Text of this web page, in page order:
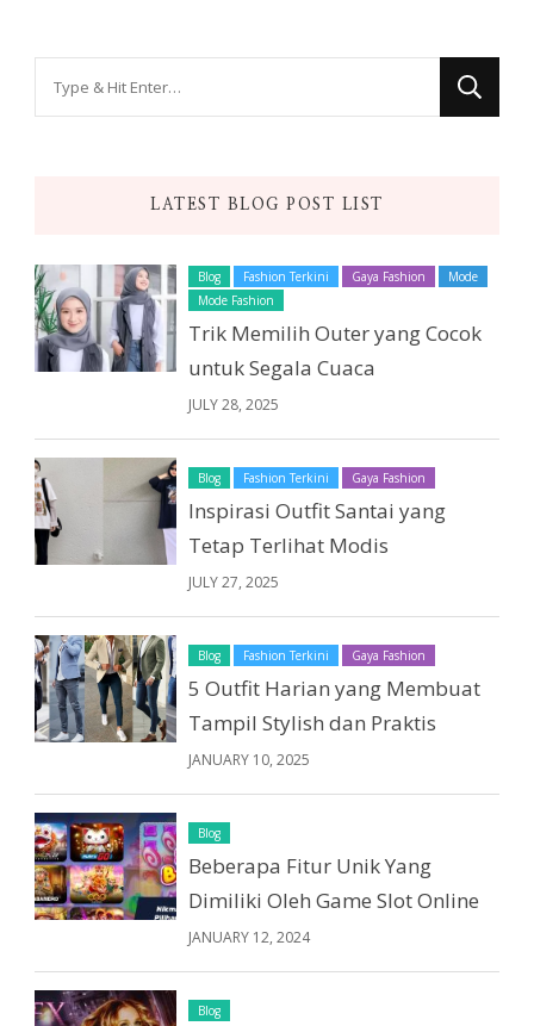
LATEST BLOG POST LIST
Blog Fashion Terkini Gaya Fashion
Mode
Mode Fashion
Trik Memilih Outer yang Cocok
untuk Segala Cuaca
JULY 28, 2025
Blog Fashion Terkini Gaya Fashion
Inspirasi Outfit Santai yang
Tetap Terlihat Modis
JULY 27, 2025
Blog Fashion Terkini Gaya Fashion
5 Outfit Harian yang Membuat
Tampil Stylish dan Praktis
JANUARY 10, 2025
Blog
Beberapa Fitur Unik Yang
Dimiliki Oleh Game Slot Online
JANUARY 12, 2024
Blog